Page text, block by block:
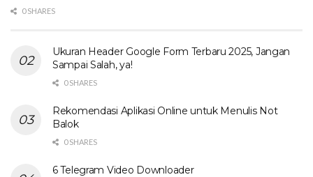
0 SHARES
Ukuran Header Google Form Terbaru 2025, Jangan
Sampai Salah, ya!
0 SHARES
Rekomendasi Aplikasi Online untuk Menulis Not
Balok
0 SHARES
6 Telegram Video Downloader